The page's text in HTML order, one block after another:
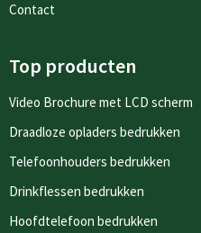
Contact
Top producten
Video Brochure met LCD scherm
Draadloze opladers bedrukken
Telefoonhouders bedrukken
Drinkflessen bedrukken
Hoofdtelefoon bedrukken